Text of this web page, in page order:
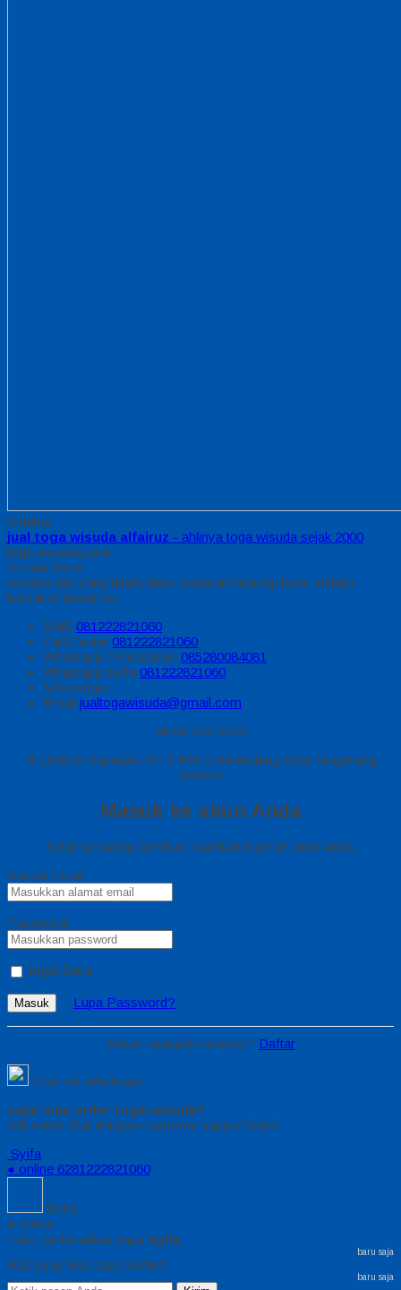
Sidebar
jual toga wisuda alfairuz - ahlinya toga wisuda sejak 2000
toga wisuda juara
Kontak Kami
Apabila ada yang ditanyakan, silahkan hubungi kami melalui
kontak di bawah ini.
SMS 081222821060
Call Center 081222821060
Whatsapp Pemesanan 085280084081
Whatsapp Syifa 081222821060
Messenger
Email jualtogawisuda@gmail.com
08.00 s/d 20.00
Jl Letda D Suprapto RT 3 RW 5 Gerendeng Kota Tangerang
Banten
Masuk ke akun Anda
Selamat datang kembali, silahkan login ke akun Anda.
Alamat Email
Password
Ingat Saya
Masuk Lupa Password?
Belum menjadi member? Daftar
Chat via Whatsapp
saya mau order toga wisuda?
Klik untuk chat dengan customer support kami
Syifa
● online 6281222821060
Syifa
● online
Halo, perkenalkan saya Syifa
baru saja
Ada yang bisa saya bantu?
baru saja